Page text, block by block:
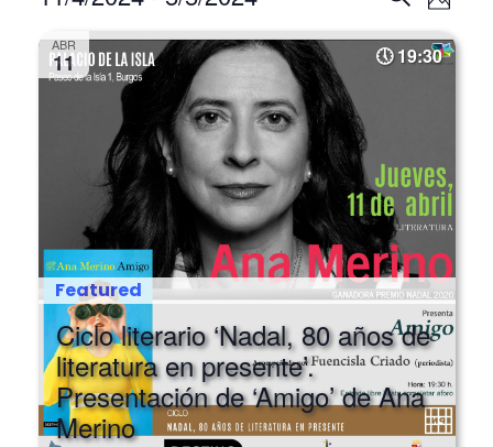
Search
and
Photo
Select
date.
ABR
11 19:30
Featured
Ciclo literario ‘Nadal, 80 años de
literatura en presente’.
Presentación de ‘Amigo’ de Ana
Merino